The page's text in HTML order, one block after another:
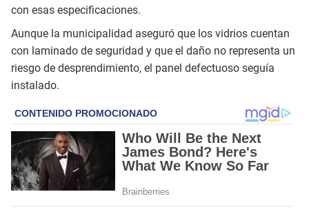
con esas especificaciones.
Aunque la municipalidad aseguró que los vidrios cuentan
con laminado de seguridad y que el daño no representa un
riesgo de desprendimiento, el panel defectuoso seguía
instalado.